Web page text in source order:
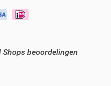
beoordelingen